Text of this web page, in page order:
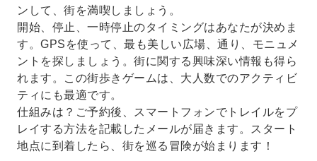
ンして、街を満喫しましょう。
開始、停止、一時停止のタイミングはあなたが決めま
す。GPSを使って、最も美しい広場、通り、モニュメ
ントを探しましょう。街に関する興味深い情報も得ら
れます。この街歩きゲームは、大人数でのアクティビ
ティにも最適です。
仕組みは？ご予約後、スマートフォンでトレイルをプ
レイする方法を記載したメールが届きます。スタート
地点に到着したら、街を巡る冒険が始まります！